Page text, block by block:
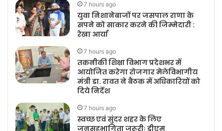
7 hours ago
युवा निशानेबाजों पर जसपाल राणा के
सपने को साकार करने की जिम्मेदारी :
रेखा आर्या
7 hours ago
तकनीकी शिक्षा विभाग प्रदेशभर में
आयोजित करेगा रोजगार मेलेविभागीय
मंत्री डा. रावत ने बैठक में अधिकारियों को
दिये निर्देश
7 hours ago
स्वच्छ एवं सुंदर शहर के लिए
जनसहभागिता जरूरीः डीएम